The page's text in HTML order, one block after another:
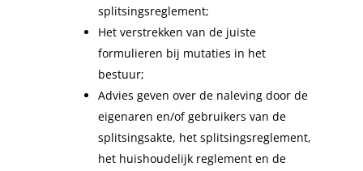
splitsingsreglement;
Het verstrekken van de juiste
formulieren bij mutaties in het
bestuur;
Advies geven over de naleving door de
eigenaren en/of gebruikers van de
splitsingsakte, het splitsingsreglement,
het huishoudelijk reglement en de